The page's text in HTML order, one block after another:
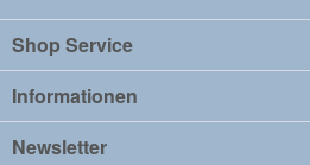
Shop Service
Informationen
Newsletter